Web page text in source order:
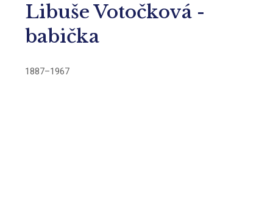
Libuše Votočková -
babička
1887–1967